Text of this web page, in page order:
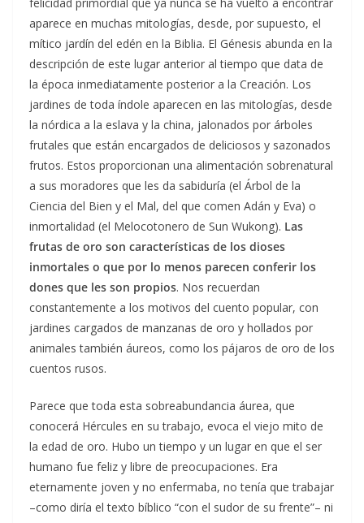
aparece en muchas mitologías, desde, por supuesto, el
mítico jardín del edén en la Biblia. El Génesis abunda en la
descripción de este lugar anterior al tiempo que data de
la época inmediatamente posterior a la Creación. Los
jardines de toda índole aparecen en las mitologías, desde
la nórdica a la eslava y la china, jalonados por árboles
frutales que están encargados de deliciosos y sazonados
frutos. Estos proporcionan una alimentación sobrenatural
a sus moradores que les da sabiduría (el Árbol de la
Ciencia del Bien y el Mal, del que comen Adán y Eva) o
inmortalidad (el Melocotonero de Sun Wukong). Las
frutas de oro son características de los dioses
inmortales o que por lo menos parecen conferir los
dones que les son propios. Nos recuerdan
constantemente a los motivos del cuento popular, con
jardines cargados de manzanas de oro y hollados por
animales también áureos, como los pájaros de oro de los
cuentos rusos.
Parece que toda esta sobreabundancia áurea, que
conocerá Hércules en su trabajo, evoca el viejo mito de
la edad de oro. Hubo un tiempo y un lugar en que el ser
humano fue feliz y libre de preocupaciones. Era
eternamente joven y no enfermaba, no tenía que trabajar
–como diría el texto bíblico “con el sudor de su frente”– ni